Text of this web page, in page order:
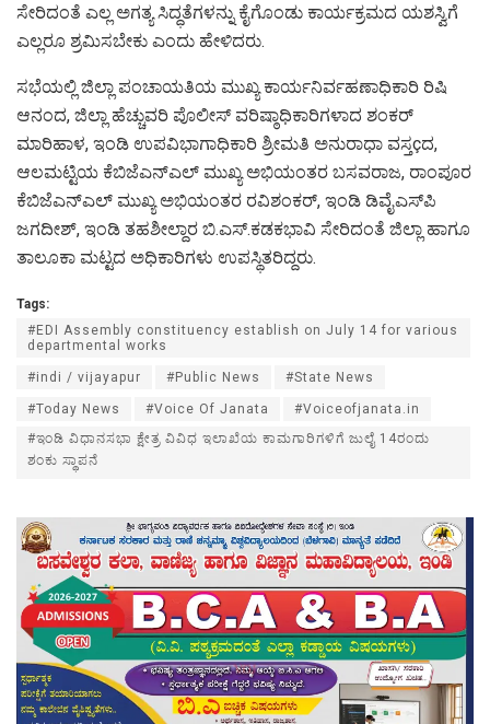
ಸೇರಿದಂತೆ ಎಲ್ಲ ಅಗತ್ಯ ಸಿದ್ಧತೆಗಳನ್ನು ಕೈಗೊಂಡು ಕಾರ್ಯಕ್ರಮದ ಯಶಸ್ವಿಗೆ
ಎಲ್ಲರೂ ಶ್ರಮಿಸಬೇಕು ಎಂದು ಹೇಳಿದರು.
ಸಭೆಯಲ್ಲಿ ಜಿಲ್ಲಾ ಪಂಚಾಯತಿಯ ಮುಖ್ಯ ಕಾರ್ಯನಿರ್ವಹಣಾಧಿಕಾರಿ ರಿಷಿ
ಆನಂದ, ಜಿಲ್ಲಾ ಹೆಚ್ಚುವರಿ ಪೊಲೀಸ್ ವರಿಷ್ಠಾಧಿಕಾರಿಗಳಾದ ಶಂಕರ್
ಮಾರಿಹಾಳ, ಇಂಡಿ ಉಪವಿಭಾಗಾಧಿಕಾರಿ ಶ್ರೀಮತಿ ಅನುರಾಧಾ ವಸ್ತçದ,
ಆಲಮಟ್ಟಿಯ ಕೆಬಿಜೆಎನ್‌ಎಲ್ ಮುಖ್ಯ ಅಭಿಯಂತರ ಬಸವರಾಜ, ರಾಂಪೂರ
ಕೆಬಿಜೆಎನ್‌ಎಲ್ ಮುಖ್ಯ ಅಭಿಯಂತರ ರವಿಶಂಕರ್, ಇಂಡಿ ಡಿವೈಎಸ್‌ಪಿ
ಜಗದೀಶ್, ಇಂಡಿ ತಹಶೀಲ್ದಾರ ಬಿ.ಎಸ್.ಕಡಕಭಾವಿ ಸೇರಿದಂತೆ ಜಿಲ್ಲಾ ಹಾಗೂ
ತಾಲೂಕಾ ಮಟ್ಟದ ಅಧಿಕಾರಿಗಳು ಉಪಸ್ಥಿತರಿದ್ದರು.
Tags:
#EDI Assembly constituency establish on July 14 for various
departmental works
#indi / vijayapur #Public News #State News
#Today News #Voice Of Janata
#Voiceofjanata.in
#ಇಂಡಿ ವಿಧಾನಸಭಾ ಕ್ಷೇತ್ರ ವಿವಿಧ ಇಲಾಖೆಯ ಕಾಮಗಾರಿಗಳಿಗೆ ಜುಲೈ 14ರಂದು
ಶಂಕು ಸ್ಥಾಪನೆ